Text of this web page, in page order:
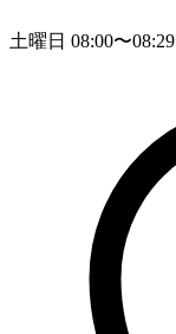
土曜日 08:00〜08:29